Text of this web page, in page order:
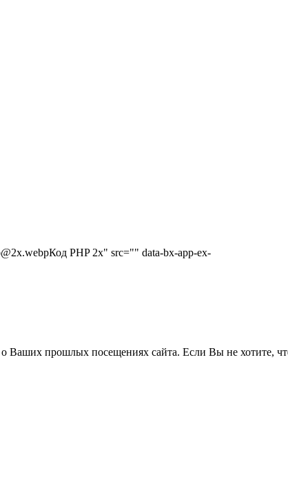
Код PHP2x" src="" data-bx-app-ex-
Ваших прошлых посещениях сайта. Если Вы не хотите,